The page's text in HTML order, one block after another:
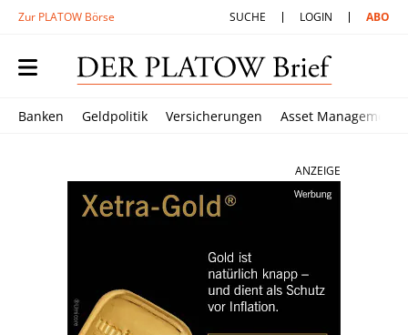
Zur PLATOW Börse SUCHE LOGIN ABO
Banken Geldpolitik Versicherungen Asset Management
ANZEIGE